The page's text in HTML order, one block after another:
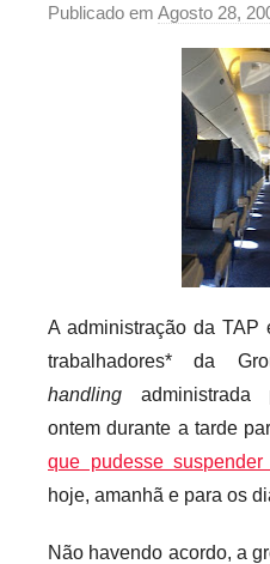
Publicado em Agosto 28,
A administração da TAP
trabalhadores* da
handling administrada
ontem durante a tarde
que pudesse
hoje, amanhã e para os
Não havendo acordo, a